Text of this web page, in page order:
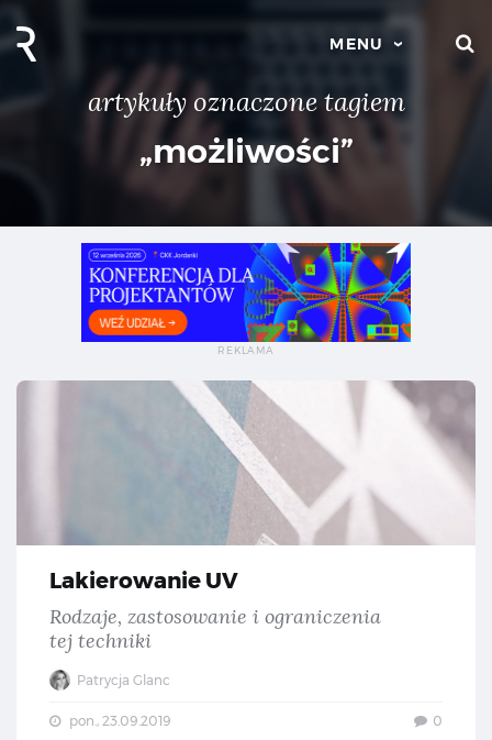
MENU
artykuły oznaczone tagiem
„możliwości”
Lakierowanie UV
Rodzaje, zastosowanie i ograniczenia
tej techniki
Patrycja Glanc
pon., 23.09.2019 0